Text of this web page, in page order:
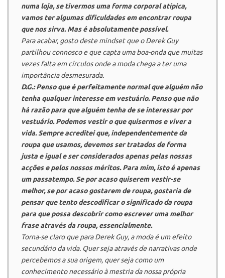
numa loja, se tivermos uma forma corporal atípica,
vamos ter algumas dificuldades em encontrar roupa
que nos sirva. Mas é absolutamente possível.
Para acabar, gosto destemindsetque o Derek Guy
partilhou connosco e que capta uma boa-onda que muitas
vezes falta em círculos onde a moda chega a ter uma
importância desmesurada.
D.G.: Penso que é perfeitamente normal que alguém não
tenha qualquer interesse em vestuário. Penso que não
há razão para que alguém tenha de se interessar por
vestuário. Podemos vestir o que quisermos e viver a
vida. Sempre acreditei que, independentemente da
roupa que usamos, devemos ser tratados de forma
justa e igual e ser considerados apenas pelas nossas
acções e pelos nossos méritos. Para mim, isto é apenas
um passatempo. Se por acaso quiserem vestir-se
melhor, se por acaso gostarem de roupa, gostaria de
pensar que tento descodificar o significado da roupa
para que possa descobrir como escrever uma melhor
frase através da roupa, essencialmente.
Torna-se claro que para Derek Guy, a moda é um efeito
secundário da vida. Quer seja através de narrativas onde
percebemos a sua origem, quer seja como um
conhecimento necessário à mestria da nossa própria